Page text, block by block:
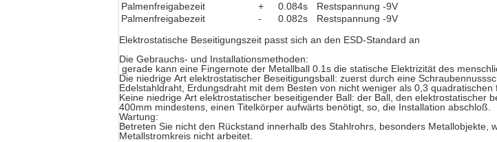
Palmenfreigabezeit
+ 0.084s
Restspannung -9V
Palmenfreigabezeit
- 0.082s
Restspannung -9V
Elektrostatische Beseitigungszeit passt sich an den ESD-Standard an
Die Gebrauchs- und Installationsmethoden:
gerade kann eine Fingernote der Metallball 0.1s die statische Elektrizität des
Die niedrige Art elektrostatischer Beseitigungsball: zuerst durch eine
Edelstahldraht, Erdungsdraht mit dem Besten von nicht weniger als 0,3 quadratischen
Keine niedrige Art elektrostatischer beseitigender Ball: der Ball, den elektrostatischer
400mm mindestens, einen Titelkörper aufwärts benötigt, so, die Installation abschloß.
Wartung:
Betreten Sie nicht den Rückstand innerhalb des Stahlrohrs, besonders Metallobjekte,
Metallstromkreis nicht arbeitet.